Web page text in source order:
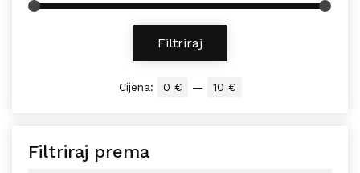
Filtriraj
Cijena: 0 € — 10 €
Filtriraj prema